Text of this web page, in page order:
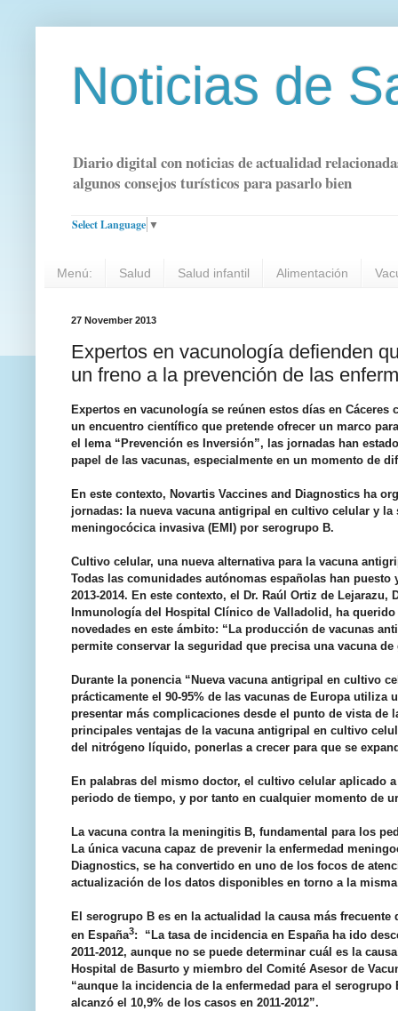
Noticias de
Diario digital con noticias de actualidad
algunos consejos turísticos para pasarlo bien
Select Language ▼
Menú: Salud Salud infantil Alimentación
27 November 2013
Expertos en vacunología defienden
un freno a la prevención de las
Expertos en vacunologíase reúnen estos días en Cáceres
un encuentro científico que pretende ofrecer un marco
el lema “Prevención es Inversión”, las jornadas han
papel de las vacunas, especialmente en un momento de
En este contexto, Novartis Vaccines and Diagnostics ha
jornadas: la nueva vacuna antigripal en cultivo celular y
meningocócicainvasiva (EMI) por serogrupo B.
Cultivo celular, una nueva alternativa para la vacuna
Todas las comunidades autónomas españolas han
2013-2014. En este contexto, el Dr. Raúl Ortiz de Lejarazu,
Inmunología del Hospital Clínico de Valladolid, ha
novedades en este ámbito: “La producción de vacunas
permite conservar la seguridad que precisa una vacuna
Durante la ponencia “Nueva vacuna antigripal en cultivo
prácticamente el 90-95% de las vacunas de Europa
presentar más complicaciones desde el punto de vista de
principales ventajas de la vacuna antigripal en cultivo
del nitrógeno líquido, ponerlas a crecer para que se
En palabras del mismo doctor, el cultivo celular aplicado
periodo de tiempo, y por tanto en cualquier momento de
La vacuna contra la meningitis B, fundamental para los
La única vacuna capaz de prevenir la enfermedad
Diagnostics, se ha convertido en uno de los focos de
actualización de los datos disponibles en torno a la
El serogrupo B es en la actualidad la causa más
en España3: “La tasa de incidencia en España ha ido
2011-2012, aunque no se puede determinar cuál es la
Hospital de Basurto y miembro del Comité Asesor de
“aunque la incidencia de la enfermedad para el
alcanzó el 10,9% de los casos en 2011-2012”.